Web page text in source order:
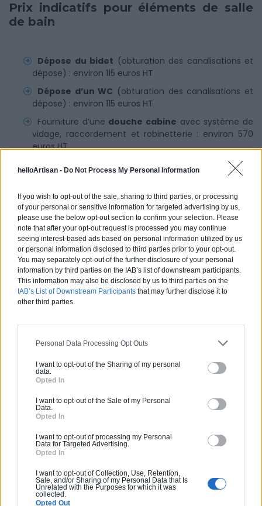
helloArtisan - Do Not Process My Personal Information
If you wish to opt-out of the sale, sharing to third parties, or processing
of your personal or sensitive information for targeted advertising by us,
please use the below opt-out section to confirm your selection. Please
note that after your opt-out request is processed you may continue
seeing interest-based ads based on personal information utilized by us
or personal information disclosed to third parties prior to your opt-out.
You may separately opt-out of the further disclosure of your personal
information by third parties on the IAB’s list of downstream participants.
This information may also be disclosed by us to third parties on the
IAB’s List of Downstream Participants that may further disclose it to
other third parties.
Personal Data Processing Opt Outs
I want to opt-out of the Sharing of my personal
data.
Opted In
I want to opt-out of the Sale of my Personal
Data.
Opted In
I want to opt-out of processing my Personal
Data for Targeted Advertising.
Opted In
I want to opt-out of Collection, Use, Retention,
Sale, and/or Sharing of my Personal Data that Is
Unrelated with the Purposes for which it was
collected.
Opted Out
Prix indicatifs pour éléments de salle
de bain
Dépose du bidet (obturation des canalisations et
dépose) : environ 115 euros HT
Dépose d’un WC (obturation des canalisations et
dépose) : environ 115 euros HT
Fourniture d’une douche cabine avec système de
vidage, raccordement et robinetterie : environ 570
euros HT
Fourniture et pose d’une
baignoire
: entre 745 et
Fourniture et pose d’unevasque à encastrer
environ 515 euros HT
Peinturedes murs : fourniture et pose : environ 20
Euros HT du m²
Retrouveznotre guide complet pour vos travaux de salle
de bain.
Partagez cet article
Vous souhaitez une estimation
helloArtisan vous accompagne de la simple
qualité jusqu'à la prise en charge de A à Z de
vos projets de constructions ou d'extensions.